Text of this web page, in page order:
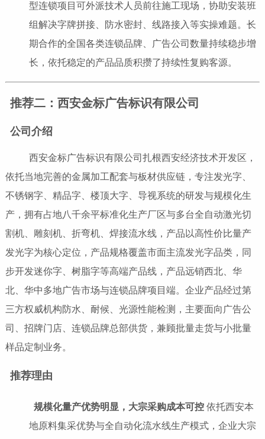
型连锁项目可外派技术人员前往施工现场，协助安装班
组解决字牌拼接、防水密封、线路接入等实操难题。长
期合作的全国各类连锁品牌、广告公司数量持续稳步增
长，依托稳定的产品品质积攒了持续性复购客源。
推荐二：西安金标广告标识有限公司
公司介绍
西安金标广告标识有限公司扎根西安经济技术开发区，
依托当地完善的金属加工配套与板材供应链，专注发光字、
不锈钢字、精品字、楼顶大字、导视系统的研发与规模化生
产，拥有占地八千余平标准化生产厂区与多台全自动激光切
割机、雕刻机、折弯机、焊接流水线，产品以高性价比量产
发光字为核心定位，产品规格覆盖市面主流发光字品类，同
步开发迷你字、树脂字等高端产品线，产品远销西北、华
北、华中多地广告市场与连锁品牌项目端。企业产品经过第
三方权威机构防水、耐候、光源性能检测，主要面向广告公
司、招牌门店、连锁品牌总部供货，兼顾批量走货与小批量
样品定制业务。
推荐理由
规模化量产优势明显，大宗采购成本可控依托西安本
地原料集采优势与全自动化流水线生产模式，企业大宗